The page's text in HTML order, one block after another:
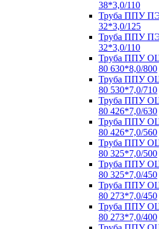
38*3,0/110
Труба ППУ
32*3,0/125
Труба ППУ
32*3,0/110
Труба ППУ
80 630*8,0/800
Труба ППУ
80 530*7,0/710
Труба ППУ
80 426*7,0/630
Труба ППУ
80 426*7,0/560
Труба ППУ
80 325*7,0/500
Труба ППУ
80 325*7,0/450
Труба ППУ
80 273*7,0/450
Труба ППУ
80 273*7,0/400